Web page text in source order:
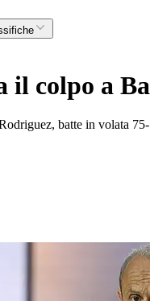
il colpo a
batte in volata